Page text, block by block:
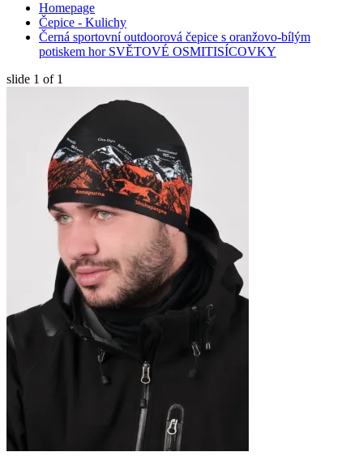
Homepage
Čepice - Kulichy
Černá sportovní outdoorová čepice s oranžovo-bílým
potiskem hor SVĚTOVÉ OSMITISÍCOVKY
slide 1 of 1